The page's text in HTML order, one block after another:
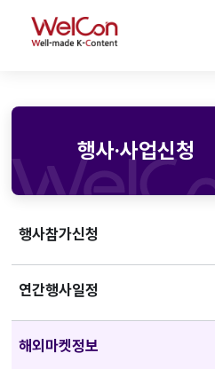
WelCon
행사·사업신청
행사참가신청
연간행사일정
해외마켓정보